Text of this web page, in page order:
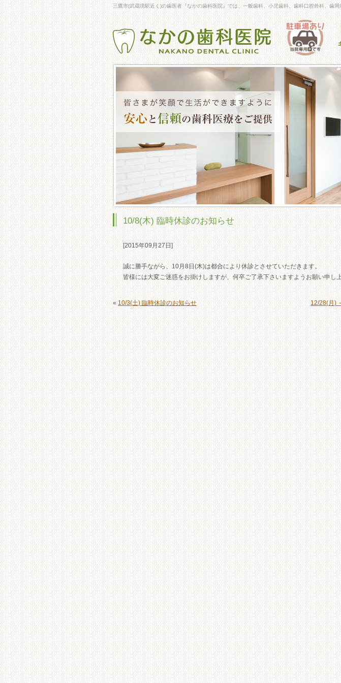
三鷹市(武蔵境駅近く)の歯医者『なかの歯科医院』では、一般歯科、小児歯科、歯科口腔外科、歯
10/8(木) 臨時休診のお知らせ
[2015年09月27日]
誠に勝手ながら、10月8日(木)は都合により休診とさせていただきます。
皆様には大変ご迷惑をお掛けしますが、何卒ご了承下さいますようお願い申し上
« 10/3(土) 臨時休診のお知らせ 12/28(月)